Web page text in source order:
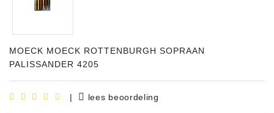
Accessoires
MOECK MOECK ROTTENBURGH SOPRAAN
PALISSANDER 4205
| lees beoordeling